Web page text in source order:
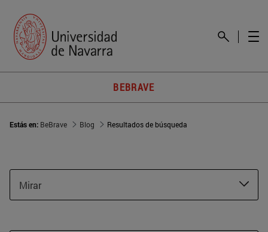
BEBRAVE
Estás en: BeBrave Blog Resultados de búsqueda
Mirar